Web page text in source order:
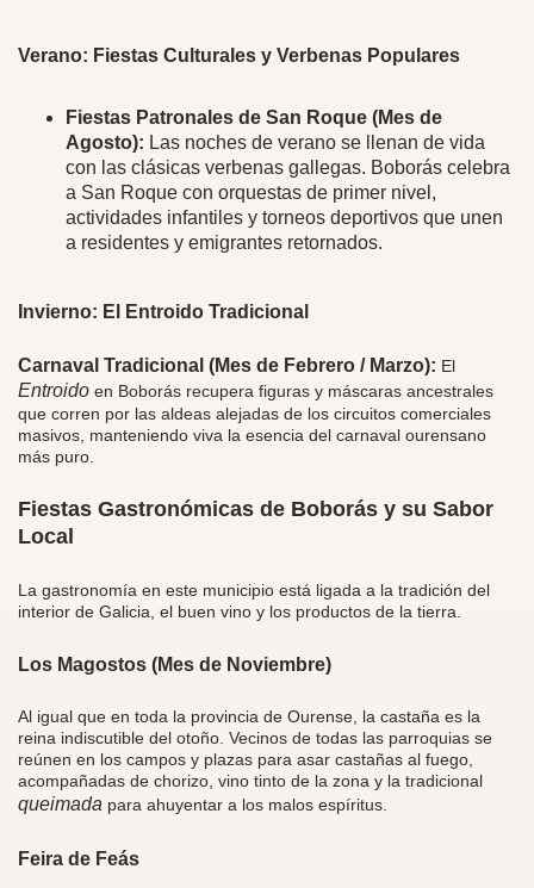
Verano: Fiestas Culturales y Verbenas Populares
Fiestas Patronales de San Roque (Mes de
Agosto): Las noches de verano se llenan de vida
con las clásicas verbenas gallegas. Boborás celebra
a San Roque con orquestas de primer nivel,
actividades infantiles y torneos deportivos que unen
a residentes y emigrantes retornados.
Invierno: El Entroido Tradicional
Carnaval Tradicional (Mes de Febrero / Marzo): El
Entroido en Boborás recupera figuras y máscaras ancestrales
que corren por las aldeas alejadas de los circuitos comerciales
masivos, manteniendo viva la esencia del carnaval ourensano
más puro.
Fiestas Gastronómicas de Boborás y su Sabor
Local
La gastronomía en este municipio está ligada a la tradición del
interior de Galicia, el buen vino y los productos de la tierra.
Los Magostos (Mes de Noviembre)
Al igual que en toda la provincia de Ourense, la castaña es la
reina indiscutible del otoño. Vecinos de todas las parroquias se
reúnen en los campos y plazas para asar castañas al fuego,
acompañadas de chorizo, vino tinto de la zona y la tradicional
queimada para ahuyentar a los malos espíritus.
Feira de Feás